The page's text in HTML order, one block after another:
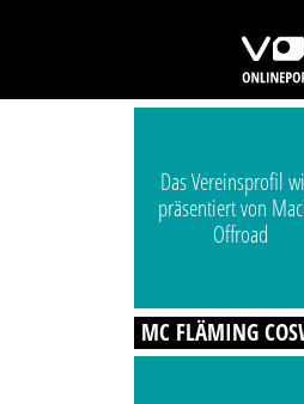
Das Vereinsprofil
präsentiert von
Offroad
MC FLÄMING